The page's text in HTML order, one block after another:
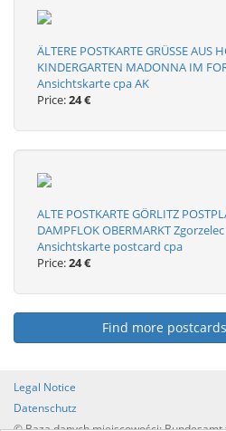
ÄLTERE POSTKARTE GRÜSSE AUS
KINDERGARTEN MADONNA IM
Ansichtskarte cpa AK
Price:24 €
ALTE POSTKARTE GÖRLITZ
DAMPFLOK OBERMARKT
Ansichtskarte postcard cpa
Price:24 €
Find more
Legal Notice
Datenschutz